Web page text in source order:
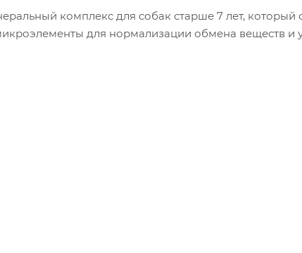
комплекс для собак старше 7 лет, который
для нормализации обмена веществ и